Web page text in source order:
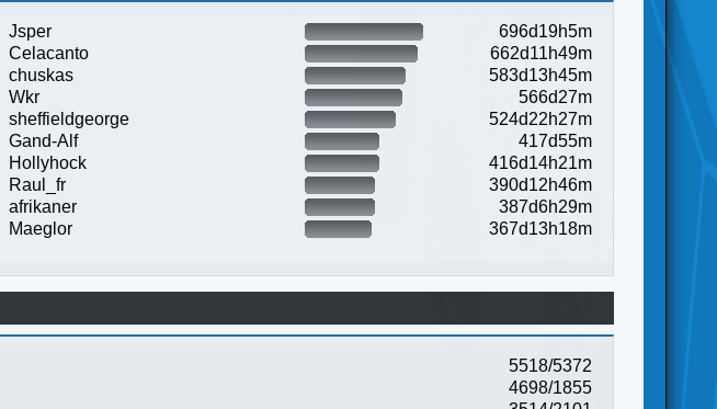
Jsper
696d19h5m
Celacanto
662d11h49m
chuskas
583d13h45m
Wkr
566d27m
sheffieldgeorge
524d22h27m
Gand-Alf
417d55m
Hollyhock
416d14h21m
Raul_fr
390d12h46m
afrikaner
387d6h29m
Maeglor
367d13h18m
5518/5372
4698/1855